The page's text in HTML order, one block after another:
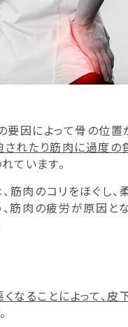
要因によって骨の位置
れたり筋肉に過度の
ています。
筋肉のコリをほぐし、
、筋肉の疲労が原因と
なることによって、